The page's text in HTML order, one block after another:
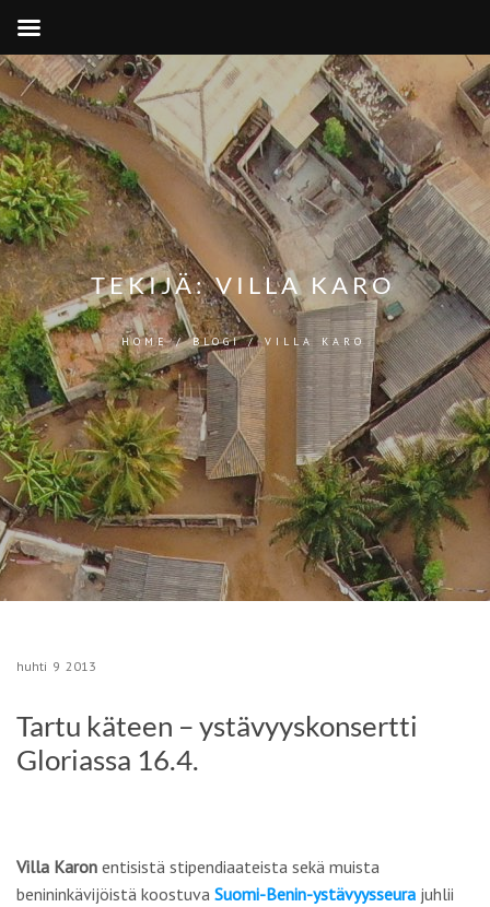
TEKIJÄ:VILLA KARO
HOME/BLOGI/VILLA KARO
huhti 9 2013
Tartu käteen – ystävyyskonsertti
Gloriassa 16.4.
Villa Karon entisistä stipendiaateista sekä muista
benininkävijöistä koostuva Suomi-Benin-ystävyysseura juhlii